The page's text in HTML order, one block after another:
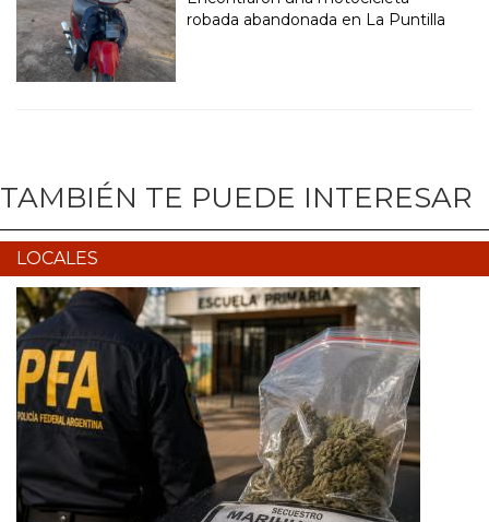
robada abandonada en La Puntilla
TAMBIÉN TE PUEDE INTERESAR
LOCALES